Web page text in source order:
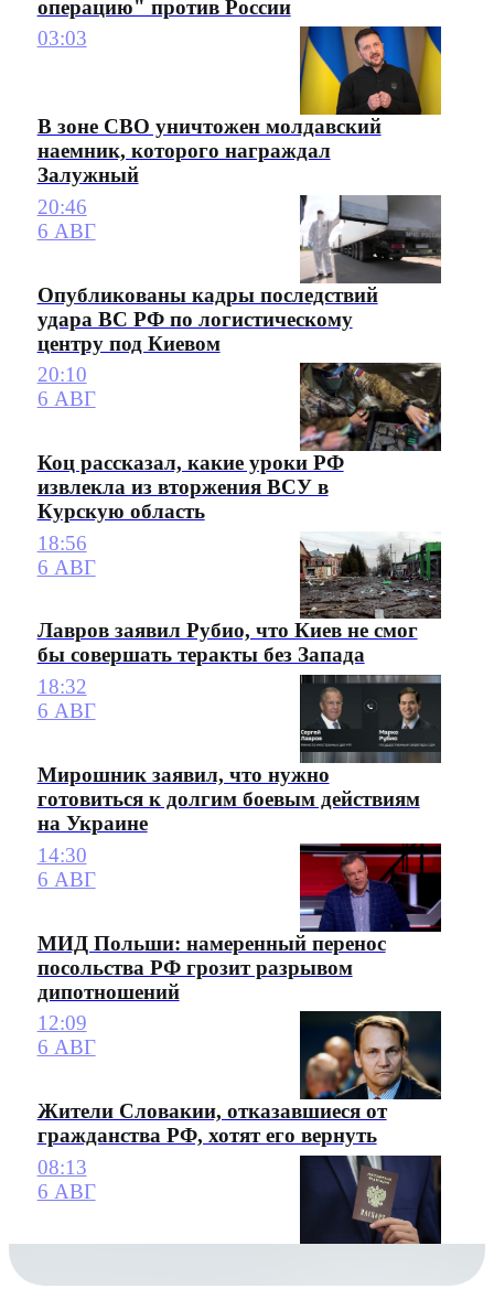
операцию" против России
03:03
В зоне СВО уничтожен молдавский
наемник, которого награждал
Залужный
20:46
6 АВГ
Опубликованы кадры последствий
удара ВС РФ по логистическому
центру под Киевом
20:10
6 АВГ
Коц рассказал, какие уроки РФ
извлекла из вторжения ВСУ в
Курскую область
18:56
6 АВГ
Лавров заявил Рубио, что Киев не смог
бы совершать теракты без Запада
18:32
6 АВГ
Мирошник заявил, что нужно
готовиться к долгим боевым действиям
на Украине
14:30
6 АВГ
МИД Польши: намеренный перенос
посольства РФ грозит разрывом
дипотношений
12:09
6 АВГ
Жители Словакии, отказавшиеся от
гражданства РФ, хотят его вернуть
08:13
6 АВГ